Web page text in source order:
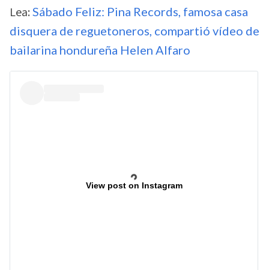
Lea: Sábado Feliz: Pina Records, famosa casa
disquera de reguetoneros, compartió vídeo de
bailarina hondureña Helen Alfaro
View post on Instagram